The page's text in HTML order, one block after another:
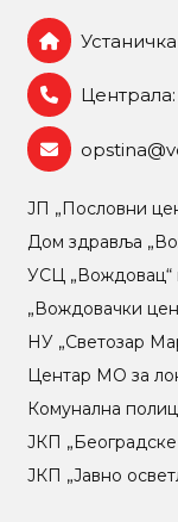
ЈП „Пословни
Дом здравља
УСЦ
„Вождовачки
НУ „Светозар
Центар МO за
Комунална
ЈКП „Београдске
ЈКП „Јавно